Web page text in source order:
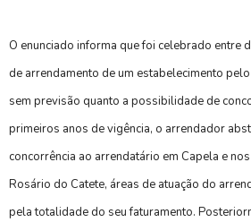
O enunciado informa que foi celebrado entre
de arrendamento de um estabelecimento
sem previsão quanto a possibilidade de
primeiros anos de vigência, o arrendador
concorrência ao arrendatário em Capela e
Rosário do Catete, áreas de atuação do
pela totalidade do seu faturamento.